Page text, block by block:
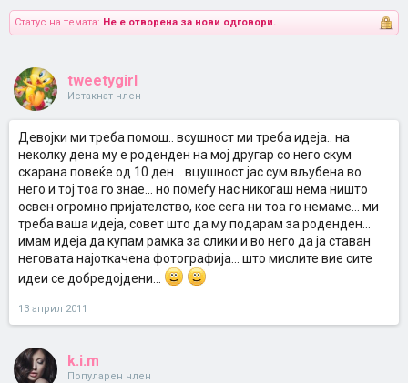
Статус на темата: Не е отворена за нови одговори.
tweetygirl
Истакнат член
Девојки ми треба помош.. всушност ми треба идеја.. на
неколку дена му е роденден на мој другар со него скум
скарана повеќе од 10 ден... вцушност јас сум вљубена во
него и тој тоа го знае... но помеѓу нас никогаш нема ништо
освен огромно пријателство, кое сега ни тоа го немаме... ми
треба ваша идеја, совет што да му подарам за роденден...
имам идеја да купам рамка за слики и во него да ја ставан
неговата најоткачена фотографија... што мислите вие сите
идеи се добредојдени...
13 април 2011
k.i.m
Популарен член